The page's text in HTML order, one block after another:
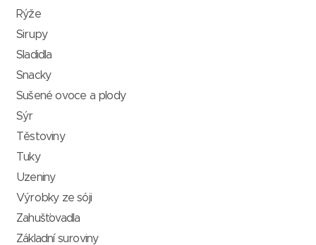
Rýže
Sirupy
Sladidla
Snacky
Sušené ovoce a plody
Sýr
Těstoviny
Tuky
Uzeniny
Výrobky ze sóji
Zahušťovadla
Základní suroviny